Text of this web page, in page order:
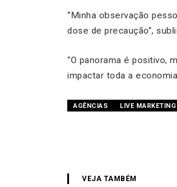
“Minha observação
dose de precaução”,
“O panorama é positivo,
impactar toda a
AGÊNCIAS LIVE MARKETING
VEJA TAMBÉM